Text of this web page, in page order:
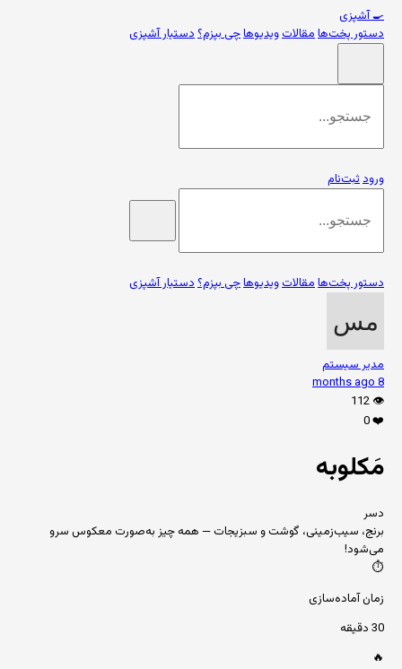
🍳آشپزی
دستور پخت‌هامقالاتویدیوهاچی بپزم؟دستیار آشپزی
ورودثبت‌نام
دستور پخت‌هامقالاتویدیوهاچی بپزم؟دستیار آشپزی
مدیر سیستم
8 months ago
👁️
112
❤️
0
مَکلوبه
دسر
برنج، سیب‌زمینی، گوشت و سبزیجات — همه چیز به‌صورت معکوس سرو
می‌شود!
⏱️
زمان آماده‌سازی
30 دقیقه
🔥